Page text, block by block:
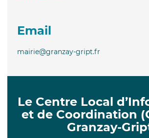
Email
mairie@granzay-gript.fr
Le Centre Local
et de Coordination
Granzay-